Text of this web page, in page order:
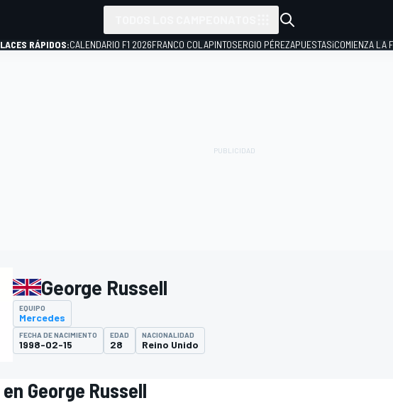
RÁPIDOS:CALENDARIO F1 2026FRANCO COLAPINTOSERGIO PÉREZAPUESTAS¡COMIENZA LA
George Russell
EQUIPO
Mercedes
FECHA DE NACIMIENTO
1998-02-15
EDAD
28
NACIONALIDAD
Reino Unido
George Russell